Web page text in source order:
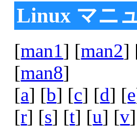
Linux マニ
[man1] [man2]
[man8]
[a] [b] [c] [d] [e
[r] [s] [t] [u] [v